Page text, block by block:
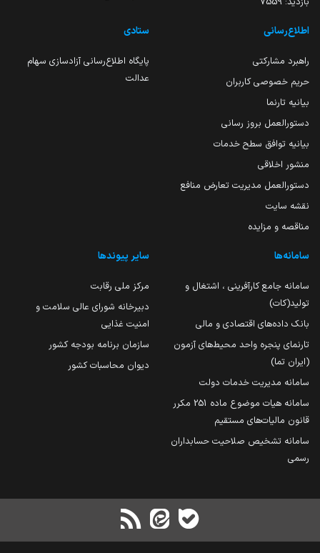
اطلاع‌رسانی
راهبرد مشارکتی
حریم خصوصی کاربران
بیانیه تارنما
دستورالعمل بروز رسانی
بیانیه توافق سطح خدمات
منشور اخلاقی
دستورالعمل مدیریت تعارض منافع
نقشه سایت
مناقصه و مزایده
ستادی
پایگاه اطلاع‌رسانی آزادسازی سهام
عدالت
سامانه‌ها
سامانه جامع کارآفرینی ، اشتغال و
تولید(کات)
بانک داده‌های اقتصادی و مالی
تارنمای پنجره واحد محیط‌های آزمون
(ایران تما)
سامانه مدیریت خدمات دولت
سامانه هیات موضوع ماده 251 مکرر
قانون مالیات‌های مستقیم
سامانه تشخیص صلاحیت حسابداران
رسمی
سایر پیوندها
مرکز ملی رقابت
دبیرخانه شورای عالی سلامت و
امنیت غذایی
سازمان برنامه بودجه کشور
دیوان محاسبات کشور